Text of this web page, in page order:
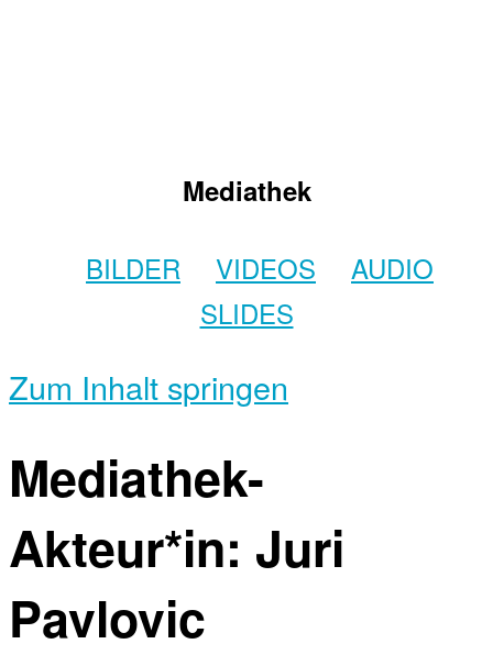
Mediathek
BILDER VIDEOS
AUDIO
SLIDES
Zum Inhalt springen
Mediathek-
Akteur*in: Juri
Pavlovic